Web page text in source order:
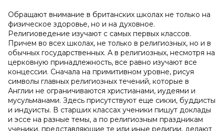
Обращают внимание в британских школах не только на
физическое здоровье, но и на духовное.
Религиоведение изучают с самых первых классов.
Причем во всех школах, не только в религиозных, но и в
обычных государственных. А в религиозных, несмотря на
церковную принадлежность, все равно изучают все
концессии. Сначала на примитивном уровне, рисуя
символы главных религиозных течений, которые в
Англии не ограничиваются христианами, иудеями и
мусульманами. Здесь присутствуют еще сикхи, буддисты
и индуисты. В старших классах ученики пишут доклады
и эссе на разные темы, а по религиозным праздникам
ученики, представляющие те или иные религии, делают